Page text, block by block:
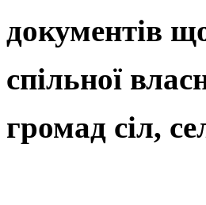
документів
спільної
громад сіл,